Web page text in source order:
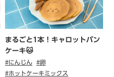
まるごと1本！キャロットパン
ケーキ🐱
#にんじん
#卵
#ホットケーキミックス